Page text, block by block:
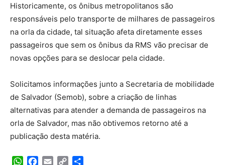
Historicamente, os ônibus metropolitanos são
responsáveis pelo transporte de milhares de passageiros
na orla da cidade, tal situação afeta diretamente esses
passageiros que sem os ônibus da RMS vão precisar de
novas opções para se deslocar pela cidade.
Solicitamos informações junto a Secretaria de mobilidade
de Salvador (Semob), sobre a criação de linhas
alternativas para atender a demanda de passageiros na
orla de Salvador, mas não obtivemos retorno até a
publicação desta matéria.
WhatsApp
Facebook
Email Copy